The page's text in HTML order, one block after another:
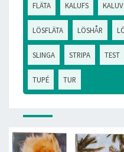
FLÄTA KALUFS KALUV
LÖSFLÄTA LÖSHÅR
SLINGA STRIPA TEST
TUPÉ TUR